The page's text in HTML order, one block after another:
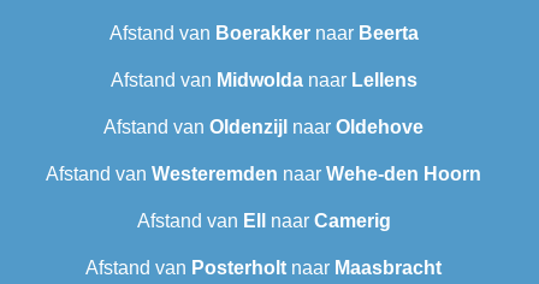
Afstand van Boerakkernaar Beerta
Afstand van Midwoldanaar Lellens
Afstand van Oldenzijl naar Oldehove
Afstand van Westeremden naar Wehe-den Hoorn
Afstand van Ell naar Camerig
Afstand van Posterholt naar Maasbracht